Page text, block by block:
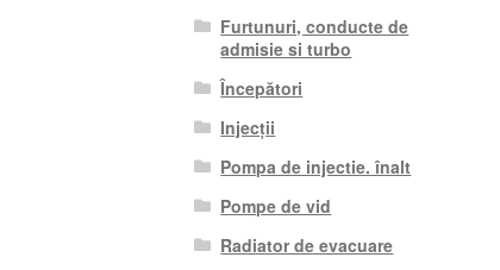
Furtunuri, conducte de
admisie si turbo
Începători
Injecții
Pompa de injectie. înalt
Pompe de vid
Radiator de evacuare